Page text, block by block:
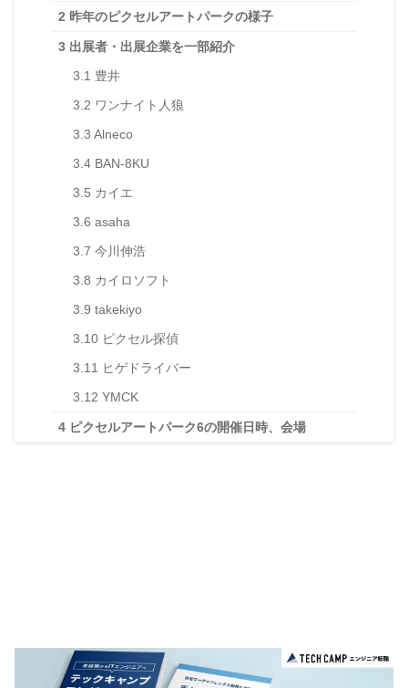
2 昨年のピクセルアートパークの様子
3 出展者・出展企業を一部紹介
3.1 豊井
3.2 ワンナイト人狼
3.3 Alneco
3.4 BAN-8KU
3.5 カイエ
3.6 asaha
3.7 今川伸浩
3.8 カイロソフト
3.9 takekiyo
3.10 ピクセル探偵
3.11 ヒゲドライバー
3.12 YMCK
4 ピクセルアートパーク6の開催日時、会場